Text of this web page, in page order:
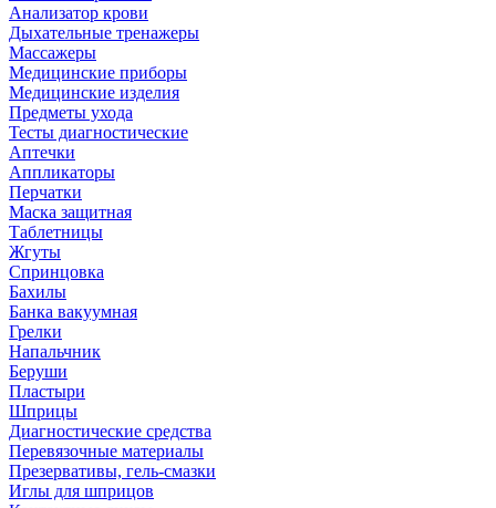
Анализатор крови
Дыхательные тренажеры
Массажеры
Медицинские приборы
Медицинские изделия
Предметы ухода
Тесты диагностические
Аптечки
Аппликаторы
Перчатки
Маска защитная
Таблетницы
Жгуты
Спринцовка
Бахилы
Банка вакуумная
Грелки
Напальчник
Беруши
Пластыри
Шприцы
Диагностические средства
Перевязочные материалы
Презервативы, гель-смазки
Иглы для шприцов